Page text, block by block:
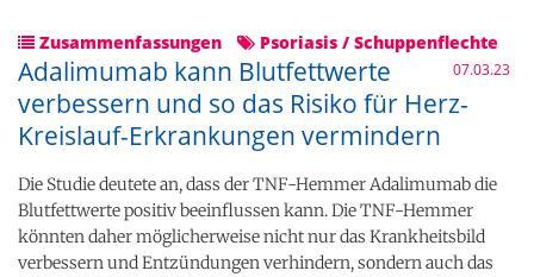
Zusammenfassungen Psoriasis / Schuppenflechte
07.03.23
Adalimumab kann Blutfettwerte
verbessern und so das Risiko für Herz-
Kreislauf-Erkrankungen vermindern
Die Studie deutete an, dass der TNF-Hemmer Adalimumab die
Blutfettwerte positiv beeinflussen kann. Die TNF-Hemmer
könnten daher möglicherweise nicht nur das Krankheitsbild
verbessern und Entzündungen verhindern, sondern auch das